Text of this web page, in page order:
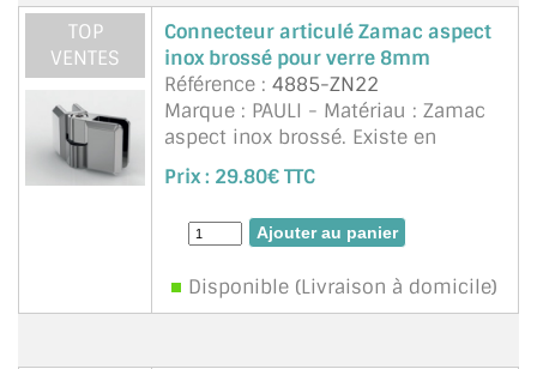
EXEMPLES, RÉALISATIONS, INSPIRATIONS
NUANCIER RAL
COMMENT COUPER DU VERRE ?
CONSEILS / AIDE
A PROPOS DE LA LIVRAISON
TOP
VENTES
Connecteur articulé Zamac aspect
inox brossé pour verre 8mm
Référence : 4885-ZN22
Marque : PAULI - Matériau : Zamac
aspect inox brossé. Existe en
chromé brillant, teinte RAL sur
mesure, aspect inox brossé. Ce
connecteur articulé peut être figé
dans la ...suite
Prix : 29.80€ TTC
Disponible (Livraison à domicile)